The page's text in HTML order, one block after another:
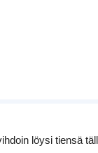
löysi tiensä